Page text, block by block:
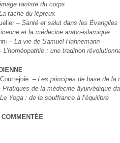
taoïste du corps
tache du lépreux
– Santé et salut dans les Évangiles
et la médecine arabo-islamique
– La vie de Samuel Hahnemann
L’homéopathie : une tradition
– Les principes de base de la
Pratiques de la médecine âyurvédique
Le Yoga : de la souffrance à l’équilibre